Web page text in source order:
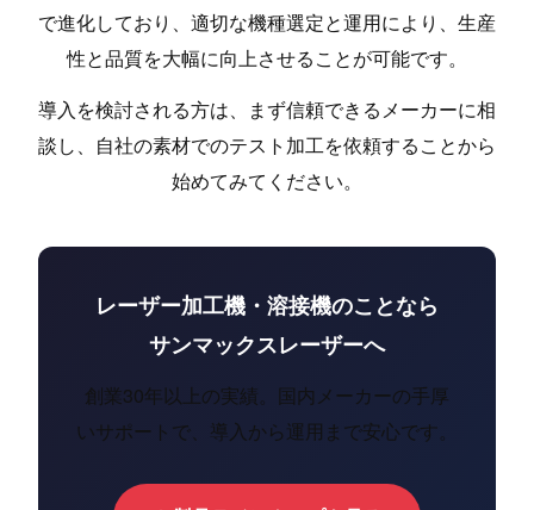
で進化しており、適切な機種選定と運用により、生産
性と品質を大幅に向上させることが可能です。
導入を検討される方は、まず信頼できるメーカーに相
談し、自社の素材でのテスト加工を依頼することから
始めてみてください。
レーザー加工機・溶接機のことなら
サンマックスレーザーへ
創業30年以上の実績。国内メーカーの手厚
いサポートで、導入から運用まで安心です。